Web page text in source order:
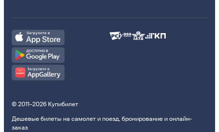
© 2011–2026 Купибилет
Дешевые билеты на самолет и поезд, бронирование и онлайн-
заказ